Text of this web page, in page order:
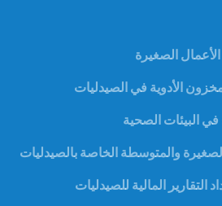
الصغيرة
الأدوية في الصيدليات
البيئات الصحية
الصغيرة والمتوسطة الخاصة بالصيدليات
المالية للصيدليات